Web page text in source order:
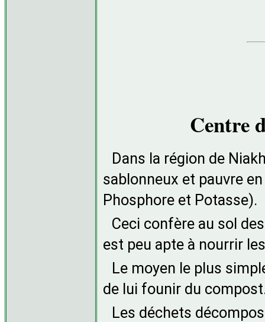
Centre
Dans la région de
sablonneux et pauvre
Phosphore et Potasse).
Ceci confère au sol
est peu apte à nourrir
Le moyen le plus
de lui founir du
Les déchets